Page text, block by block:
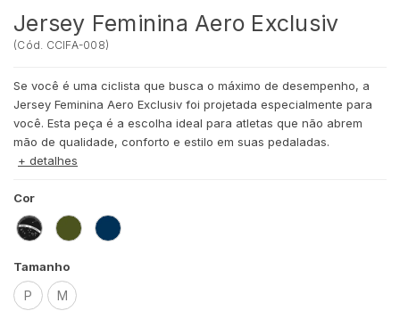
Jersey Feminina Aero Exclusiv
(Cód. CCIFA-008)
Se você é uma ciclista que busca o máximo de desempenho, a
Jersey Feminina Aero Exclusiv foi projetada especialmente para
você. Esta peça é a escolha ideal para atletas que não abrem
mão de qualidade, conforto e estilo em suas pedaladas.
+ detalhes
Cor
Tamanho
P M